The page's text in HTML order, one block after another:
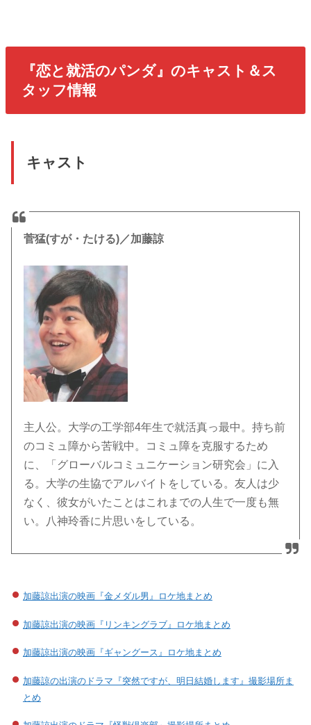
『恋と就活のパンダ』のキャスト＆ス
タッフ情報
キャスト
菅猛(すが・たける)／加藤諒
主人公。大学の工学部4年生で就活真っ最中。持ち前
のコミュ障から苦戦中。コミュ障を克服するため
に、「グローバルコミュニケーション研究会」に入
る。大学の生協でアルバイトをしている。友人は少
なく、彼女がいたことはこれまでの人生で一度も無
い。八神玲香に片思いをしている。
加藤諒出演の映画『金メダル男』ロケ地まとめ
加藤諒出演の映画『リンキングラブ』ロケ地まとめ
加藤諒出演の映画『ギャングース』ロケ地まとめ
加藤諒の出演のドラマ『突然ですが、明日結婚します』撮影場所ま
とめ